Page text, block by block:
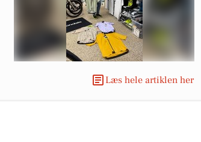
Læs hele artiklen her